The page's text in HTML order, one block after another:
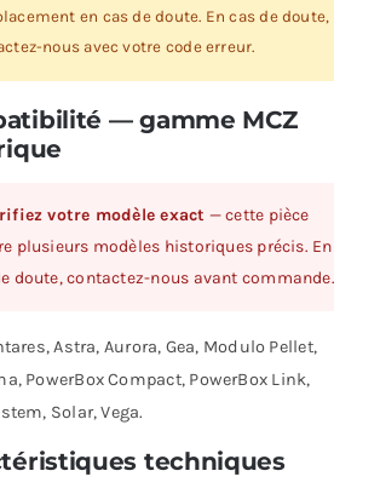
en cas de doute. En cas de doute,
nous avec votre code erreur.
— gamme MCZ
votre modèle exact — cette pièce
plusieurs modèles historiques précis. En
doute, contactez-nous avant commande.
Astra, Aurora, Gea, Modulo Pellet,
PowerBox Compact, PowerBox Link,
Solar, Vega.
techniques